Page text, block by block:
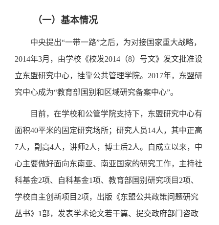
（一）基本情况
中央提出“一带一路”之后，为对接国家重大战略，
2014年3月，由学校《校发2014（8）号文》发文批准设
立东盟研究中心，挂靠公共管理学院。2017年，东盟研
究中心成为“教育部国别和区域研究备案中心”。
目前，在学校和公管学院支持下，东盟研究中心有
面积40平米的固定研究场所；研究人员14人，其中正高
7人，副高4人，讲师2人，博士后2人。自成立以来，中
心主要做好面向东南亚、南亚国家的研究工作，主持社
科基金2项、自科基金1项、教育部国别研究项目2项、
学校自主创新项目2项，出版《东盟公共政策问题研究
丛书》1部，发表学术论文若干篇、提交政府部门咨政